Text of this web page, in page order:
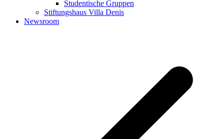
Studentische Gruppen
Stiftungshaus Villa Denis
Newsroom